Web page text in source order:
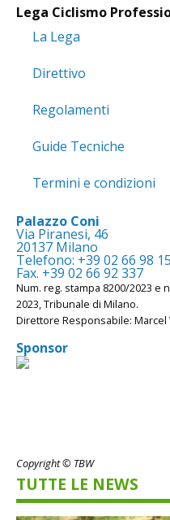
Lega Ciclismo
La Lega
Direttivo
Regolamenti
Guide Tecniche
Termini e condizioni
Palazzo Coni
Via Piranesi, 46
20137 Milano
Telefono: +39 02 66 98
Fax. +39 02 66 92 337
Num. reg. stampa 8200/2023 e
2023, Tribunale di Milano.
Direttore Responsabile: Marcel
Sponsor
Copyright © TBW
TUTTE LE NEWS